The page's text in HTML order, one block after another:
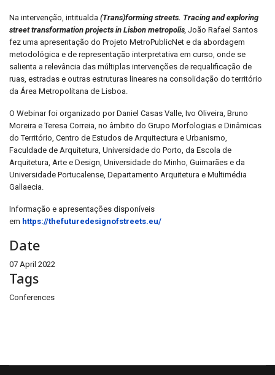
Na intervenção, intitualda (Trans)forming streets. Tracing and exploring
street transformation projects in Lisbon metropolis João Rafael Santos
fez uma apresentação do Projeto MetroPublicNet e da abordagem
metodológica e de representação interpretativa em curso, onde se
salienta a relevância das múltiplas intervenções de requalificação de
ruas, estradas e outras estruturas lineares na consolidação do território
da Área Metropolitana de Lisboa.
O Webinar foi organizado por Daniel Casas Valle, Ivo Oliveira, Bruno
Moreira e Teresa Correia, no âmbito do Grupo Morfologias e Dinâmicas
do Território, Centro de Estudos de Arquitectura e Urbanismo,
Faculdade de Arquitetura, Universidade do Porto, da Escola de
Arquitetura, Arte e Design, Universidade do Minho, Guimarães e da
Universidade Portucalense, Departamento Arquitetura e Multimédia
Gallaecia.
Informação e apresentações disponíveis
em https://thefuturedesignofstreets.eu/
Date
07 April 2022
Tags
Conferences